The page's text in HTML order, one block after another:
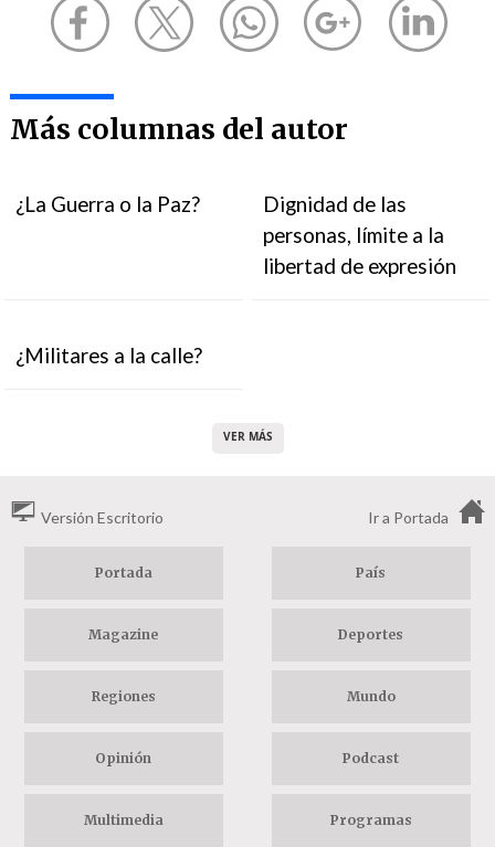
Más columnas del autor
¿La Guerra o la Paz?
Dignidad de las
personas, límite a la
libertad de expresión
¿Militares a la calle?
VER MÁS
Versión Escritorio Ir a Portada
Portada País
Magazine Deportes
Regiones Mundo
Opinión Podcast
Multimedia Programas